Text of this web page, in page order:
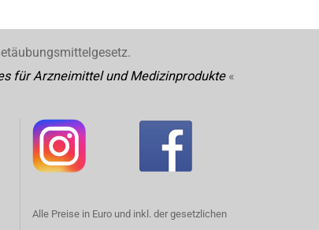
für Arzneimittel und Medizinprodukte«
Alle Preise in Euro und inkl. der gesetzlichen